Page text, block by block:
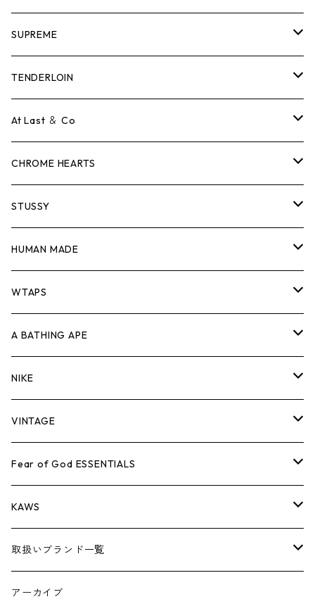
SUPREME
Tシャツ
ロンTEE
スウェット/ニット
シャツ
ジャケット
パンツ
キャップ・ハット
バッグ
シューズ
小物
コラボレーション
×THE NORTH FACE
×COMME des GARCONS
シーズンアイテム
26SS
BOX LOGOアイテム
TENDERLOIN
Tシャツ
ロンTEE
スウェット/ニット
シャツ
ジャケット
パンツ
キャップ・ハット
バッグ
シューズ
小物
At Last ＆ Co
Tシャツ
ロンTEE
スウェット/ニット
シャツ
ジャケット
パンツ
キャップ・ハット
バッグ
シューズ
小物
CHROME HEARTS
Tシャツ
ロンTEE
スウェット/ニット
シャツ
ジャケット
パンツ
キャップ・ハット
バッグ
シューズ
小物
STUSSY
Tシャツ
ロンTEE
スウェット/ニット
シャツ
ジャケット
パンツ
キャップ・ハット
バッグ
シューズ
HUMAN MADE
Tシャツ
ロンT
スウェット/ニット
シャツ
ジャケット
パンツ
キャップ
バッグ
WTAPS
Tシャツ
ロンTEE
スウェット/ニット
シャツ
ジャケット
パンツ
キャップ・ハット
A BATHING APE
Tシャツ
ロンTEE
スウェット/ニット
シャツ
ジャケット
パンツ
NIKE
シューズ
AIR JORDAN 1
AIR JORDAN 3
アパレル・小物
VINTAGE
Tシャツ
ロンTEE
スウェット/ニット
ジャケット
Fear of God ESSENTIALS
Tシャツ
ロンTEE
スウェット/ニット
KAWS
アパレル
小物
取扱いブランド一覧
A
アーカイブ